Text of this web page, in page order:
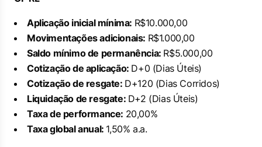
Aplicação inicial mínima: R$10.000,00
Movimentações adicionais: R$1.000,00
Saldo mínimo de permanência: R$5.000,00
Cotização de aplicação: D+0 (Dias Úteis)
Cotização de resgate: D+120 (Dias Corridos)
Liquidação de resgate: D+2 (Dias Úteis)
Taxa de performance: 20,00%
Taxa global anual: 1,50% a.a.